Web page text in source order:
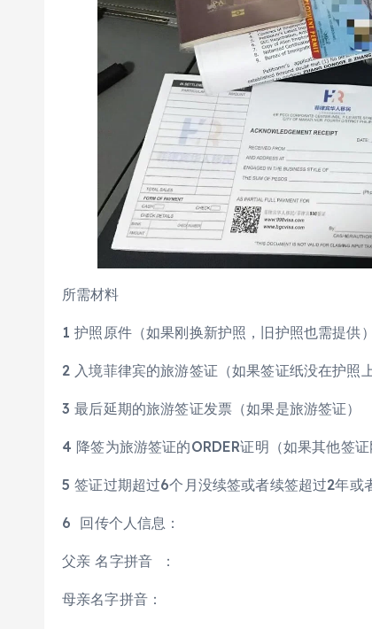
所需材料
1 护照原件（如果刚换新护照，旧护照也需提供）
2 入境菲律宾的旅游签证（如果签证纸没在护照上
3 最后延期的旅游签证发票（如果是旅游签证）
4 降签为旅游签证的ORDER证明（如果其他签证
5 签证过期超过6个月没续签或者续签超过2年
6 回传个人信息：
父亲 名字拼音 ：
母亲名字拼音：